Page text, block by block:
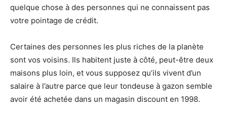
quelque chose à des personnes qui ne connaissent pas
votre pointage de crédit.
Certaines des personnes les plus riches de la planète
sont vos voisins. Ils habitent juste à côté, peut-être deux
maisons plus loin, et vous supposez qu’ils vivent d’un
salaire à l’autre parce que leur tondeuse à gazon semble
avoir été achetée dans un magasin discount en 1998.